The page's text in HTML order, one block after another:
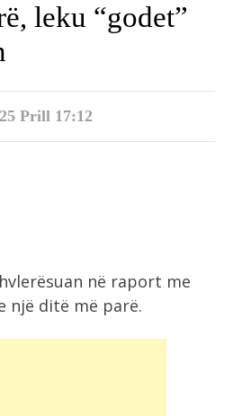
leku “godet”
Prill 17:12
në raport me
një ditë më parë.